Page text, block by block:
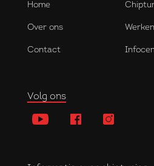
Home
Over ons
Contact
Volg ons